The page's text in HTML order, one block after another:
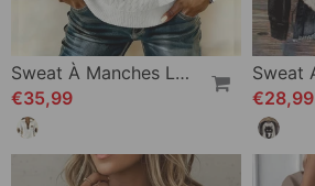
Sweat À Manches Longues À Fermeture Éclair Et Coupe De Couleur
€35,99
€28,99